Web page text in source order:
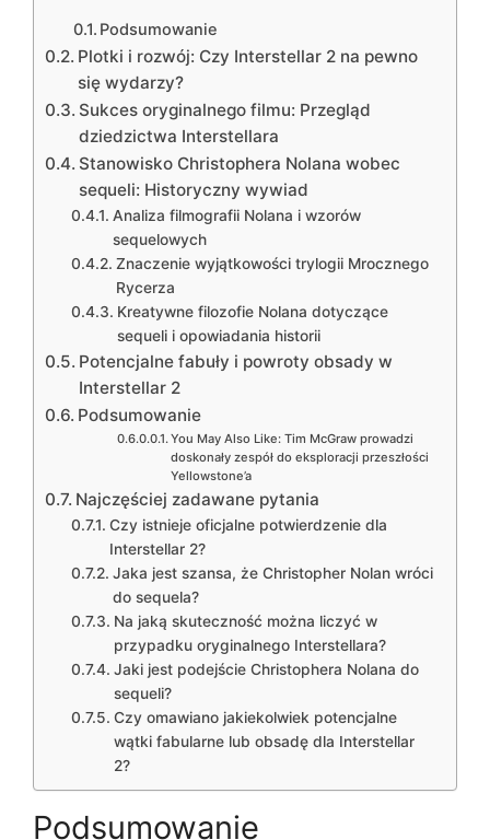
Podsumowanie
Plotki i rozwój: Czy Interstellar 2 na pewno
się wydarzy?
Sukces oryginalnego filmu: Przegląd
dziedzictwa Interstellara
Stanowisko Christophera Nolana wobec
sequeli: Historyczny wywiad
Analiza filmografii Nolana i wzorów
sequelowych
Znaczenie wyjątkowości trylogii Mrocznego
Rycerza
Kreatywne filozofie Nolana dotyczące
sequeli i opowiadania historii
Potencjalne fabuły i powroty obsady w
Interstellar 2
Podsumowanie
You May Also Like: Tim McGraw prowadzi
doskonały zespół do eksploracji przeszłości
Yellowstone’a
Najczęściej zadawane pytania
Czy istnieje oficjalne potwierdzenie dla
Interstellar 2?
Jaka jest szansa, że Christopher Nolan wróci
do sequela?
Na jaką skuteczność można liczyć w
przypadku oryginalnego Interstellara?
Jaki jest podejście Christophera Nolana do
sequeli?
Czy omawiano jakiekolwiek potencjalne
wątki fabularne lub obsadę dla Interstellar
2?
Podsumowanie